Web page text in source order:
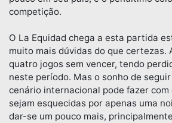
competição.
O La Equidad chega a esta partida
muito mais dúvidas do que certezas.
quatro jogos sem vencer, tendo
neste período. Mas o sonho de
cenário internacional pode fazer com
sejam esquecidas por apenas uma
dar-se um pouco mais,